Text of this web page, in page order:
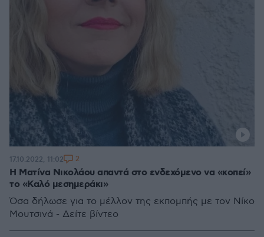
Η Ματίνα Νικολάου απαντά στο ενδεχόμενο να «κοπεί»
το «Καλό μεσημεράκι»
Όσα δήλωσε για το μέλλον της εκπομπής με τον Νίκο
Μουτσινά - Δείτε βίντεο
17.10.2022, 11:02 2